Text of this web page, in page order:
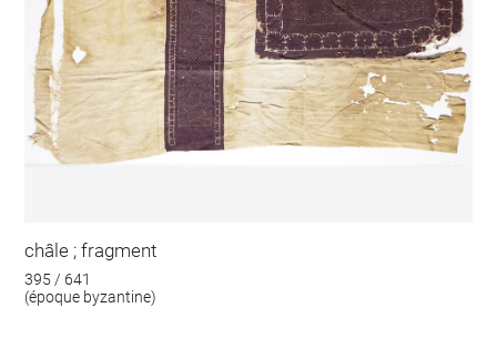
châle ; fragment
395 / 641
(époque byzantine)